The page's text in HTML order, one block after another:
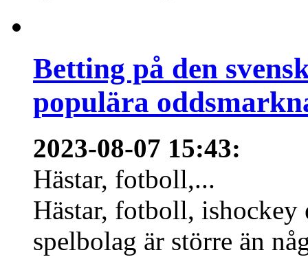
Betting på den
populära
2023-08-07 15:43:
Hästar, fotboll,...
Hästar, fotboll,
spelbolag är större än